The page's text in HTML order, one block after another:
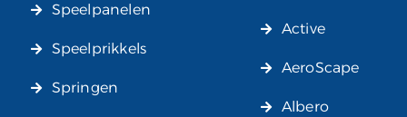
Speelpanelen
Speelprikkels
Springen
Active
AeroScape
Albero